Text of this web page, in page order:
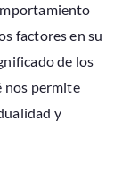
factores en su
de los
nos permite
y